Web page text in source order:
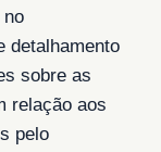
detalhamento
sobre as
relação aos
pelo